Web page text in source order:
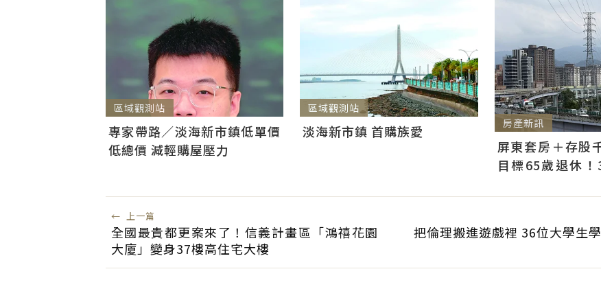
區域觀測站
專家帶路／淡海新市鎮低單價
低總價 減輕購屋壓力
區域觀測站
淡海新市鎮 首購族愛 房產新訊
屏東套房＋存股
目標65歲退休
← 上一篇
全國最貴都更案來了！信義計畫區「鴻禧花園
大廈」變身37樓高住宅大樓
把倫理搬進遊戲裡 36位大學生